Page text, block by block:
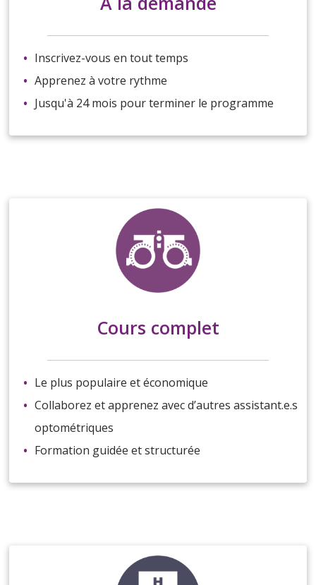
Inscrivez-vous en tout temps
Apprenez à votre rythme
Jusqu'à 24 mois pour terminer le programme
Cours complet
Le plus populaire et économique
Collaborez et apprenez avec d’autres assistant.e.s
optométriques
Formation guidée et structurée